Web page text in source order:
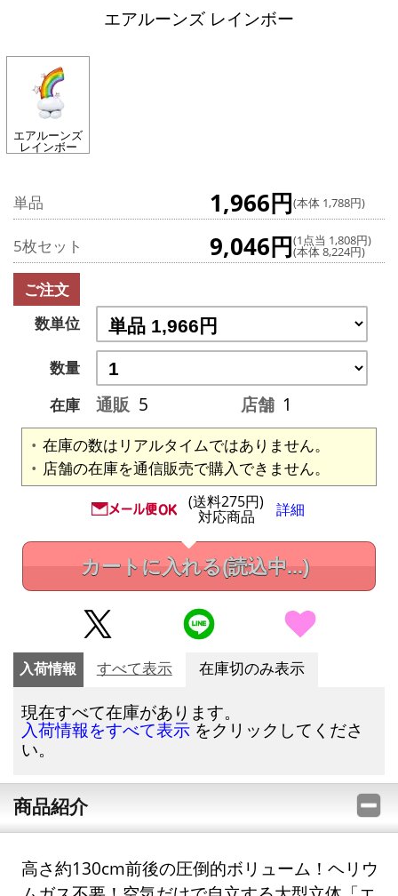
エアルーンズ レインボー
エアルーンズ
レインボー
単品 1,966円(本体 1,788円)
5枚セット 9,046円(1点当 1,808円)
(本体 8,224円)
ご注文
数単位
数量
在庫
通販 5 店舗 1
在庫の数はリアルタイムではありません。
店舗の在庫を通信販売で購入できません。
(送料275円)
対応商品 詳細
カートに入れる(読込中...)
入荷情報 すべて表示 在庫切のみ表示
現在すべて在庫があります。
入荷情報をすべて表示 をクリックしてくださ
い。
商品紹介
高さ約130cm前後の圧倒的ボリューム！ヘリウ